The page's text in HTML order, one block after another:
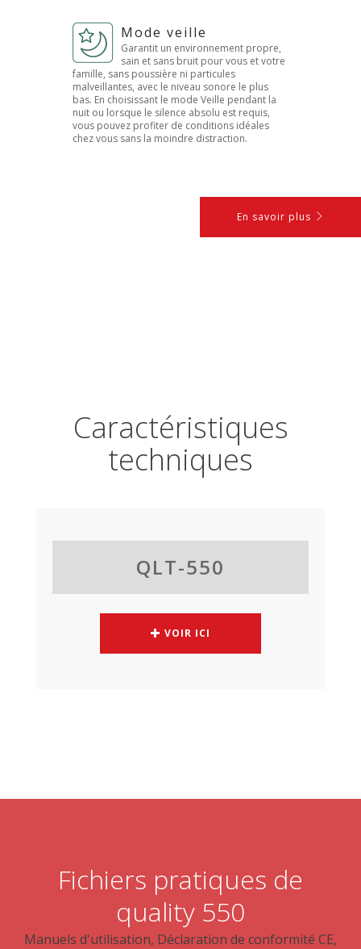
Mode veille
Garantit un environnement propre,
sain et sans bruit pour vous et votre
famille, sans poussière ni particules
malveillantes, avec le niveau sonore le plus
bas. En choisissant le mode Veille pendant la
nuit ou lorsque le silence absolu est requis,
vous pouvez profiter de conditions idéales
chez vous sans la moindre distraction.
En savoir plus
Caractéristiques
techniques
QLT-550
VOIR ICI
Fichiers pratiques de
quality 550
Manuels d'utilisation, Déclaration de conformité CE,